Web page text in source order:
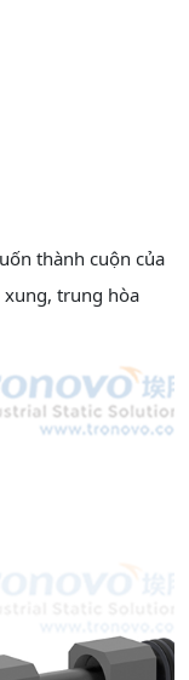
thành cuộn của
trung hòa